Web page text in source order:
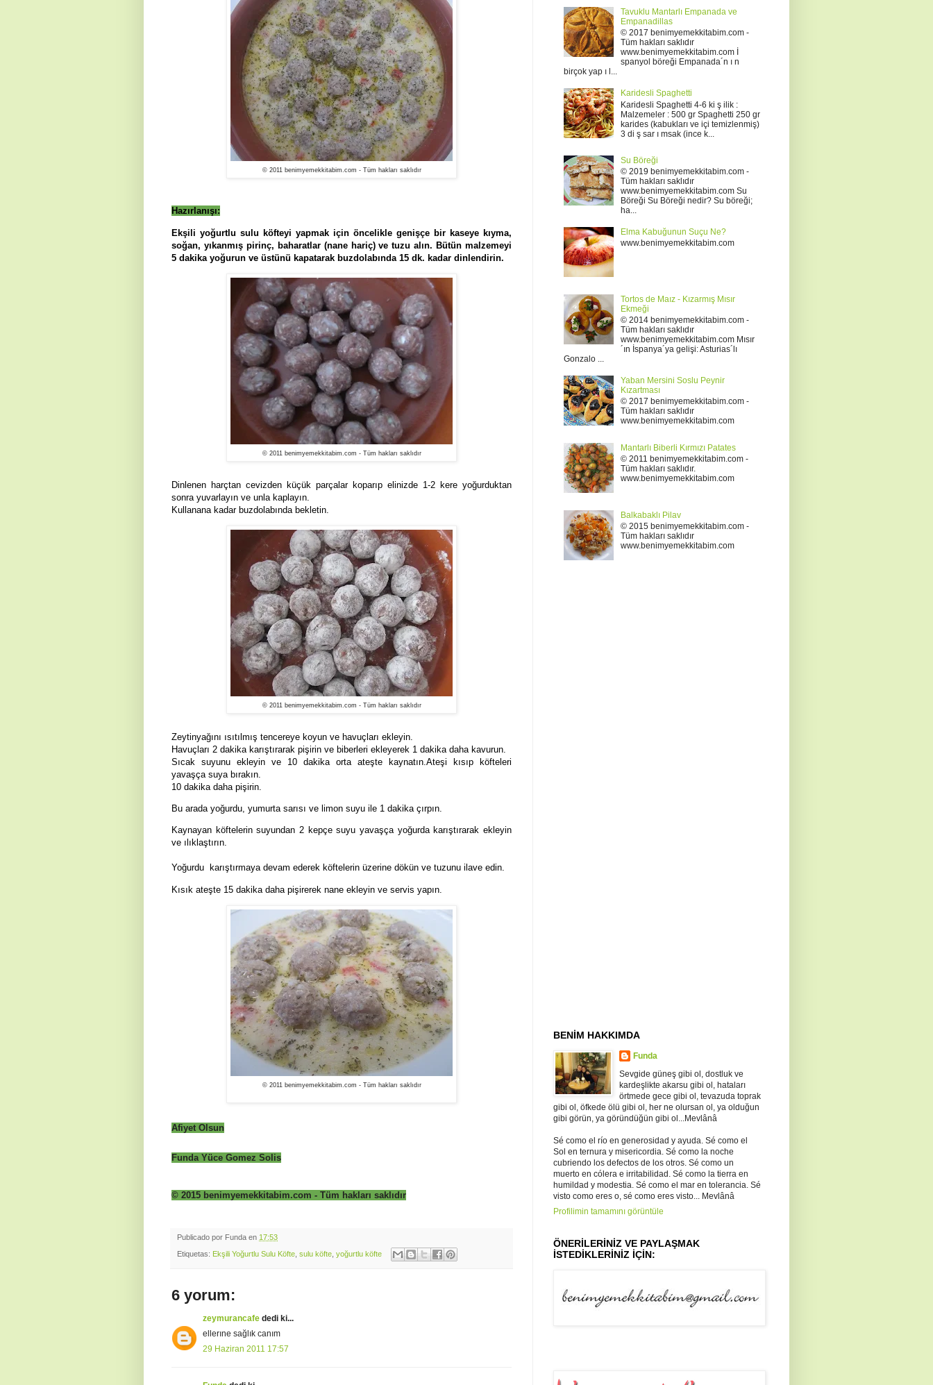
© 2011 benimyemekkitabim.com - Tüm hakları saklıdır
Hazırlanışı:
Ekşili yoğurtlu sulu köfteyi yapmak için öncelikle genişçe bir kaseye kıyma,
soğan, yıkanmış pirinç, baharatlar (nane hariç) ve tuzu alın. Bütün malzemeyi
5 dakika yoğurun ve üstünü kapatarak buzdolabında 15 dk. kadar dinlendirin.
© 2011 benimyemekkitabim.com - Tüm hakları saklıdır
Dinlenen harçtan cevizden küçük parçalar koparıp elinizde 1-2 kere yoğurduktan
sonra yuvarlayın ve unla kaplayın.
Kullanana kadar buzdolabında bekletin.
© 2011 benimyemekkitabim.com - Tüm hakları saklıdır
Zeytinyağını ısıtılmış tencereye koyun ve havuçları ekleyin.
Havuçları 2 dakika karıştırarak pişirin ve biberleri ekleyerek 1 dakika daha kavurun.
Sıcak suyunu ekleyin ve 10 dakika orta ateşte kaynatın.Ateşi kısıp köfteleri
yavaşça suya bırakın.
10 dakika daha pişirin.
Bu arada yoğurdu, yumurta sarısı ve limon suyu ile 1 dakika çırpın.
Kaynayan köftelerin suyundan 2 kepçe suyu yavaşça yoğurda karıştırarak ekleyin
ve ılıklaştırın.
Yoğurdu karıştırmaya devam ederek köftelerin üzerine dökün ve tuzunu ilave edin.
Kısık ateşte 15 dakika daha pişirerek nane ekleyin ve servis yapın.
© 2011 benimyemekkitabim.com - Tüm hakları saklıdır
Afiyet Olsun
Funda Yüce Gomez Solis
© 2015 benimyemekkitabim.com - Tüm hakları saklıdır
Publicado por Funda en 17:53
Etiquetas: Ekşili Yoğurtlu Sulu Köfte sulu köfte yoğurtlu köfte
6 yorum:
zeymurancafe dedi ki...
ellerıne sağlık canım
29 Haziran 2011 17:57
Tavuklu Mantarlı Empanada ve
Empanadillas
© 2017 benimyemekkitabim.com -
Tüm hakları saklıdır
www.benimyemekkitabim.com İ
spanyol böreği Empanada´n ı n
birçok yap ı l...
Karidesli Spaghetti
Karidesli Spaghetti 4-6 ki ş ilik :
Malzemeler : 500 gr Spaghetti 250 gr
karides (kabukları ve içi temizlenmiş)
3 di ş sar ı msak (ince k...
Su Böreği
© 2019 benimyemekkitabim.com -
Tüm hakları saklıdır
www.benimyemekkitabim.com Su
Böreği Su Böreği nedir? Su böreği;
ha...
Elma Kabuğunun Suçu Ne?
www.benimyemekkitabim.com
Tortos de Maız - Kızarmış Mısır
Ekmeği
© 2014 benimyemekkitabim.com -
Tüm hakları saklıdır
www.benimyemekkitabim.com Mısır
´ın İspanya´ya gelişi: Asturias´lı
Gonzalo ...
Yaban Mersini Soslu Peynir
Kızartması
© 2017 benimyemekkitabim.com -
Tüm hakları saklıdır
www.benimyemekkitabim.com
Mantarlı Biberli Kırmızı Patates
© 2011 benimyemekkitabim.com -
Tüm hakları saklıdır.
www.benimyemekkitabim.com
Balkabaklı Pilav
© 2015 benimyemekkitabim.com -
Tüm hakları saklıdır
www.benimyemekkitabim.com
BENİM HAKKIMDA
Funda
Sevgide güneş gibi ol, dostluk ve
kardeşlikte akarsu gibi ol, hataları
örtmede gece gibi ol, tevazuda toprak
gibi ol, öfkede ölü gibi ol, her ne olursan ol, ya olduğun
gibi görün, ya göründüğün gibi ol...Mevlânâ
Sé como el río en generosidad y ayuda. Sé como el
Sol en ternura y misericordia. Sé como la noche
cubriendo los defectos de los otros. Sé como un
muerto en cólera e irritabilidad. Sé como la tierra en
humildad y modestia. Sé como el mar en tolerancia. Sé
visto como eres o, sé como eres visto... Mevlânâ
Profilimin tamamını görüntüle
ÖNERİLERİNİZ VE PAYLAŞMAK
İSTEDİKLERİNİZ İÇİN: